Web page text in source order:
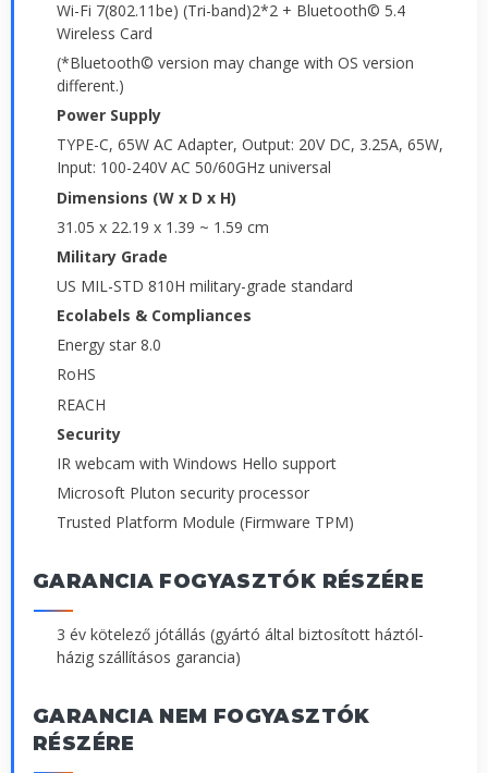
Wi-Fi 7(802.11be) (Tri-band)2*2 + Bluetooth© 5.4
Wireless Card
(*Bluetooth© version may change with OS version
different.)
Power Supply
TYPE-C, 65W AC Adapter, Output: 20V DC, 3.25A, 65W,
Input: 100-240V AC 50/60GHz universal
Dimensions (W x D x H)
31.05 x 22.19 x 1.39 ~ 1.59 cm
Military Grade
US MIL-STD 810H military-grade standard
Ecolabels & Compliances
Energy star 8.0
RoHS
REACH
Security
IR webcam with Windows Hello support
Microsoft Pluton security processor
Trusted Platform Module (Firmware TPM)
GARANCIA FOGYASZTÓK RÉSZÉRE
3 év kötelező jótállás (gyártó által biztosított háztól-
házig szállításos garancia)
GARANCIA NEM FOGYASZTÓK
RÉSZÉRE